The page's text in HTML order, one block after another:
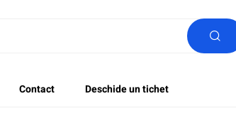
Contact Deschide un tichet